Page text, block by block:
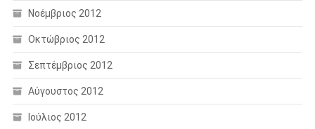
Νοέμβριος 2012
Οκτώβριος 2012
Σεπτέμβριος 2012
Αύγουστος 2012
Ιούλιος 2012